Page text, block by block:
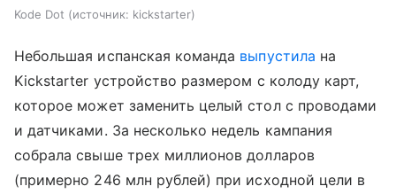
Kode Dot источник: kickstarter
Небольшая испанская команда выпустила на
Kickstarter устройство размером с колоду карт,
которое может заменить целый стол с проводами
и датчиками. За несколько недель кампания
собрала свыше трех миллионов долларов
(примерно 246 млн рублей) при исходной цели в